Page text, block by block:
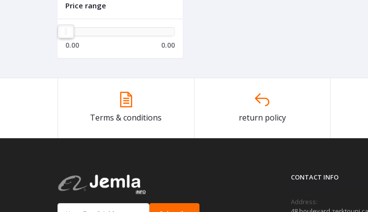
Price range
0.00 0.00
Terms & conditions return policy
CONTACT INFO
Address: